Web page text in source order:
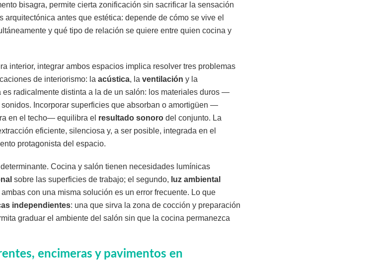
bisagra, permite cierta zonificación sin sacrificar la sensación
arquitectónica antes que estética: depende de cómo se vive el
y qué tipo de relación se quiere entre quien cocina y
interior, integrar ambos espacios implica resolver tres problemas
de interiorismo: la acústica, la ventilación y la
es radicalmente distinta a la de un salón: los materiales duros —
Incorporar superficies que absorban o amortigüen —
en el techo— equilibra el resultado sonoro del conjunto. La
eficiente, silenciosa y, a ser posible, integrada en el
protagonista del espacio.
Cocina y salón tienen necesidades lumínicas
sobre las superficies de trabajo; el segundo, luz ambiental
con una misma solución es un error frecuente. Lo que
independientes: una que sirva la zona de cocción y preparación
graduar el ambiente del salón sin que la cocina permanezca
encimeras y pavimentos en